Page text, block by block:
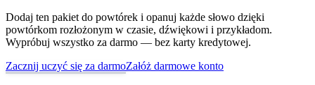
Dodaj ten pakiet do powtórek i opanuj każde słowo dzięki
powtórkom rozłożonym w czasie, dźwiękowi i przykładom.
Wypróbuj wszystko za darmo — bez karty kredytowej.
Zacznij uczyć się za darmoZałóż darmowe konto